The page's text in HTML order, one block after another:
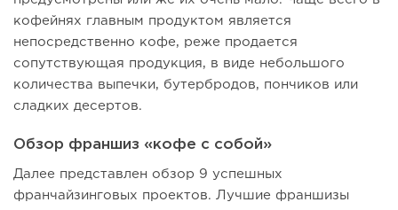
кофейнях главным продуктом является
непосредственно кофе, реже продается
сопутствующая продукция, в виде небольшого
количества выпечки, бутербродов, пончиков или
сладких десертов.
Обзор франшиз «кофе с собой»
Далее представлен обзор 9 успешных
франчайзинговых проектов. Лучшие франшизы